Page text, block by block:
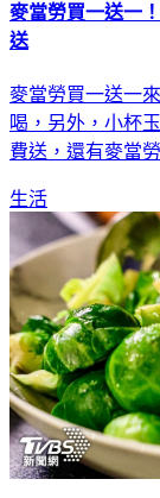
麥當勞買一送一
送
麥當勞買一送一
喝，另外，小杯
費送，還有麥當
生活